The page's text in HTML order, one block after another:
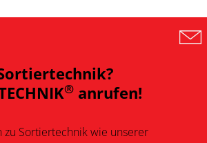
® anrufen!
zu Sortiertechnik wie unserer